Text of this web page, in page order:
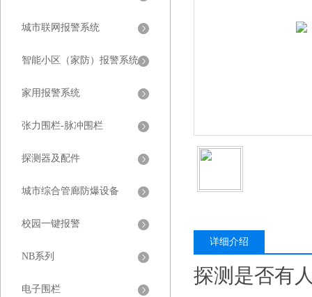
城市联网报警系统
智能小区（家防）报警系统
家用报警系统
张力围栏-脉冲围栏
探测器及配件
城市综合管廊防爆设备
校园一键报警
NB系列
电子围栏
详细介绍
探测是否有